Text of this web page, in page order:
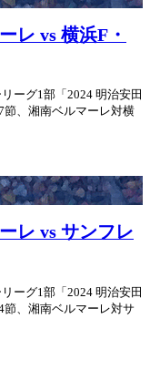
レ vs 横浜F・
ーグ1部「2024 明治安田
節、湘南ベルマーレ対横
レ vs サンフレ
ーグ1部「2024 明治安田
節、湘南ベルマーレ対サ